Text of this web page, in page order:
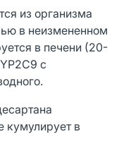
из организма
в неизмененном
в печени (20-
с
кумулирует в